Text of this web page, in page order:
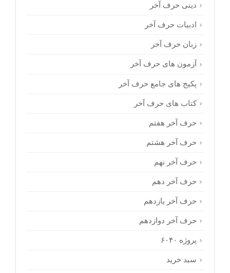
دینی حرف آخر
ادبیات حرف آخر
زبان حرف آخر
آزمون های حرف آخر
پکیج های جامع حرف آخر
کتاب های حرف آخر
حرف آخر هفتم
حرف آخر هشتم
حرف آخر نهم
حرف آخر دهم
حرف آخر یازدهم
حرف آخر دوازدهم
پروژه ۶۰۴۰
سبد خرید